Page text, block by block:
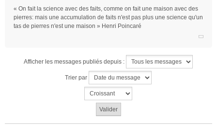
« On fait la science avec des faits, comme on fait une maison avec des
pierres: mais une accumulation de faits n'est pas plus une science qu'un
tas de pierres n'est une maison » Henri Poincaré
Afficher les messages publiés depuis :
Trier par